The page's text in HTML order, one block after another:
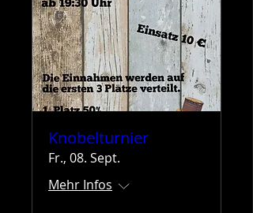
Knobelturnier
Fr., 08. Sept.
Mehr Infos